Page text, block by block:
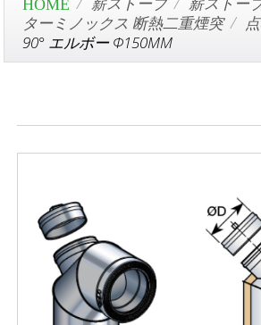
ターミノックス 断熱二重煙突
90° エルボー Φ150MM